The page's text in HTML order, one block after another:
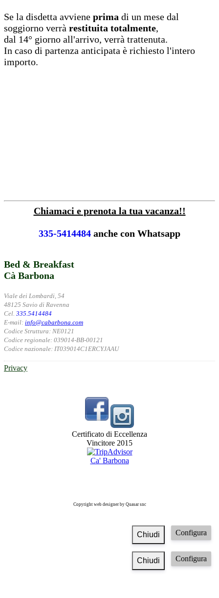
Se la disdetta avviene prima di un mese dal
soggiorno verrà restituita totalmente,
dal 14° giorno all'arrivo, verrà trattenuta.
In caso di partenza anticipata è richiesto l'intero
importo.
Chiamaci e prenota la tua vacanza!!
335-5414484 anche con Whatsapp
Bed & Breakfast
Cà Barbona
Viale dei Lombardi, 54
48125 Savio di Ravenna
Cel. 335.5414484
E-mail: info@cabarbona.com
Codice Struttura: NE0121
Codice regionale: 039014-BB-00121
Codice nazionale: IT039014C1ERCYJAAU
Privacy
Certificato di Eccellenza
Vincitore 2015
Ca' Barbona
Copyright web designer by Quasar snc
Chiudi Configura
Chiudi Configura